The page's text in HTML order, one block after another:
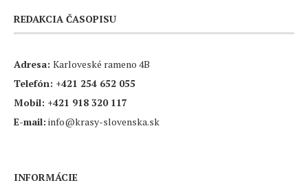
REDAKCIA ČASOPISU
Adresa: Karloveské rameno 4B
Telefón: +421 254 652 055
Mobil: +421 918 320 117
E-mail: info@krasy-slovenska.sk
INFORMÁCIE